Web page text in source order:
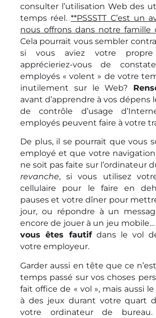
consulter l’utilisation Web des
temps réel.**PSSSTT C’est un
nous offrons dans notre famille
Cela pourrait vous sembler
si vous aviez votre propre
apprécieriez-vous de
employés « volent » de votre
inutilement sur le Web?
avant d’apprendre à vos dépens
de contrôle d’usage
employés peuvent faire à votre
De plus, il se pourrait que vous
employé et que votre
ne soit pas faite sur l’ordinateur
revanche, si vous utilisez
cellulaire pour le faire en
pauses et votre dîner pour
jour, ou répondre à un
encore de jouer à un jeu mobile…
vous êtes fautifdans le vol
votre employeur.
Garder aussi en tête que ce
temps passé sur vos choses
fait office de « vol », mais aussi
à des jeux durant votre quart
votre ordinateur de